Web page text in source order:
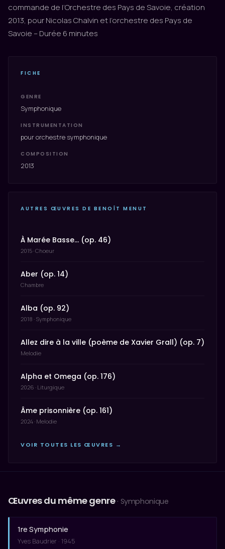
commande de l’Orchestre des Pays de Savoie, création
2013, pour Nicolas Chalvin et l’orchestre des Pays de
Savoie – Durée 6 minutes
FICHE
GENRE
Symphonique
INSTRUMENTATION
pour orchestre symphonique
COMPOSITION
2013
AUTRES ŒUVRES DE BENOÎT MENUT
À Marée Basse… (op. 46)
2015 · Choeur
Aber (op. 14)
Chambre
Alba (op. 92)
2018 · Symphonique
Allez dire à la ville (poème de Xavier Grall) (op. 7)
Melodie
Alpha et Omega (op. 176)
2026 · Liturgique
Âme prisonnière (op. 161)
2024 · Melodie
VOIR TOUTES LES ŒUVRES →
Œuvres du même genre · Symphonique
1re Symphonie
Yves Baudrier · 1945